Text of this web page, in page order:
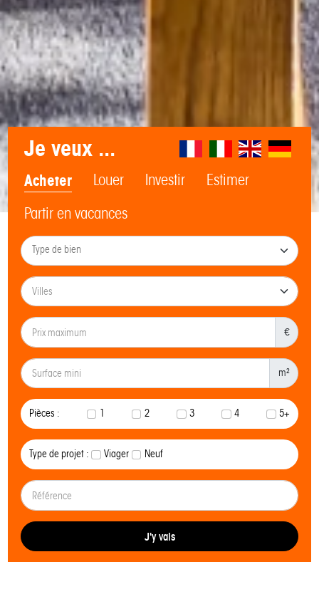
Je veux ...
Acheter Louer Investir
Estimer
Partir en vacances
€
m²
Pièces : 1 2 3 4 5+
Type de projet : Viager Neuf
J'y vais